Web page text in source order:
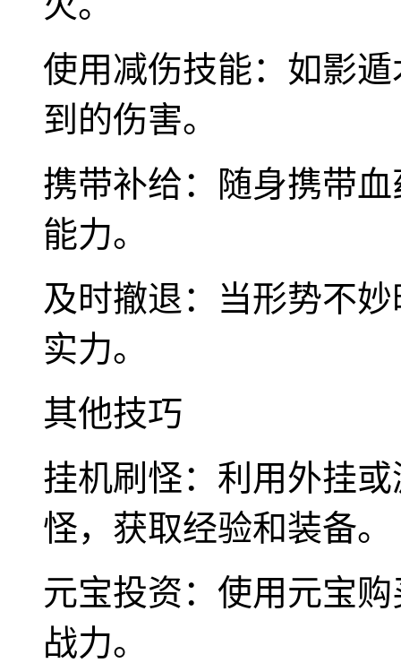
使用减伤技能：如影
到的伤害。
携带补给：随身携带
能力。
及时撤退：当形势不
实力。
其他技巧
挂机刷怪：利用外挂
怪，获取经验和装备。
元宝投资：使用元宝
战力。